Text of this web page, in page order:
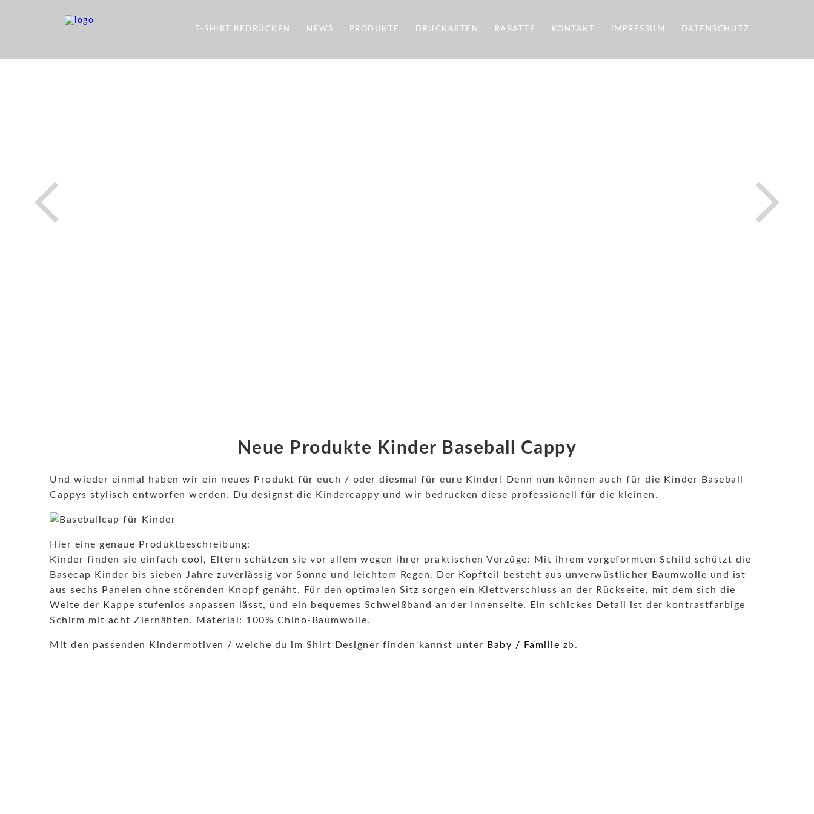
T-SHIRT BEDRUCKEN NEWS PRODUKTE DRUCKARTEN RABATTE KONTAKT IMPRESSUM DATENSCHUTZ
Neue Produkte Kinder Baseball Cappy
Und wieder einmal haben wir ein neues Produkt für euch / oder diesmal für eure Kinder!
Denn nun können auch für die Kinder Baseball
Cappys stylisch entworfen werden. Du designst die Kindercappy und wir bedrucken diese professionell für die kleinen.
Hier eine genaue Produktbeschreibung:
Kinder finden sie einfach cool, Eltern schätzen sie vor allem wegen ihrer praktischen Vorzüge: Mit ihrem vorgeformten Schild schützt die
Basecap Kinder bis sieben Jahre zuverlässig vor Sonne und leichtem Regen. Der Kopfteil besteht aus unverwüstlicher Baumwolle und ist
aus sechs Panelen ohne störenden Knopf genäht. Für den optimalen Sitz sorgen ein Klettverschluss an der Rückseite, mit dem sich die
Weite der Kappe stufenlos anpassen lässt, und ein bequemes Schweißband an der Innenseite. Ein schickes Detail ist der kontrastfarbige
Schirm mit acht Ziernähten. Material: 100% Chino-Baumwolle.
Mit den passenden Kindermotiven / welche du im Shirt Designer finden kannst unter Baby / Familie zb.